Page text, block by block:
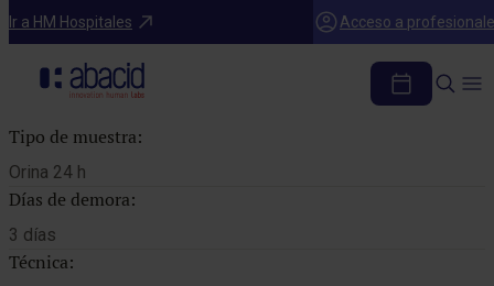
Ir a HM Hospitales Acceso a
Catálogo de pruebas
MICROALBUMINA 24H
Tipo de muestra:
Orina 24 h
Días de demora:
3 días
Técnica: